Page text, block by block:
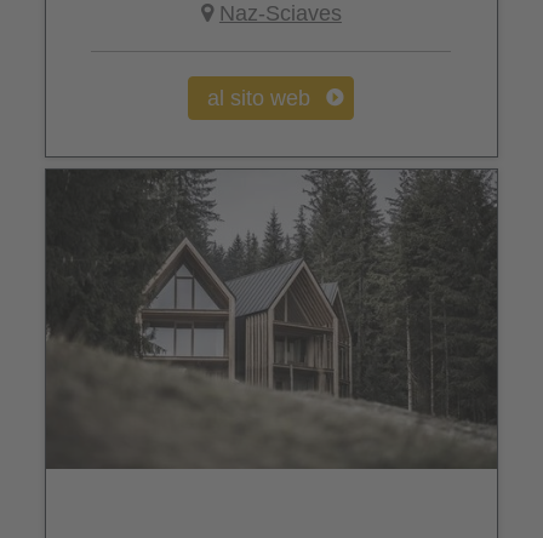
Naz-Sciaves
al sito web